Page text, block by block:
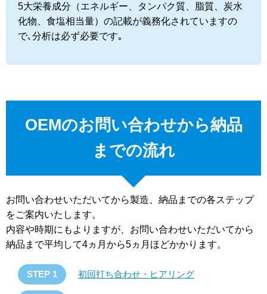
5大栄養成分（エネルギー、タンパク質、脂質、炭水
化物、食塩相当量）の記載が義務化されていますの
で､分析は必ず必要です｡
OEMのお問い合わせから納品
までの流れ
お問い合わせいただいてから製造、納品までの各ステップ
をご案内いたします。
内容や時期にもよりますが、お問い合わせいただいてから
納品まで平均して4ヵ月から5ヵ月ほどかかります。
STEP 1 初回打ち合わせ・ヒアリング